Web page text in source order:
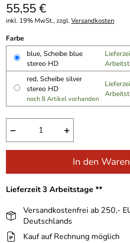
55,55 €
inkl. 19% MwSt., zzgl.Versandkosten
Farbe
blue, Scheibe blue
stereo HD
red, Scheibe silver
stereo HD
noch 8 Artikel vorhanden
− +
In den
Lieferzeit 3 Arbeitstage **
Versandkostenfrei ab 250,-
Deutschlands
Kauf auf Rechnung möglich